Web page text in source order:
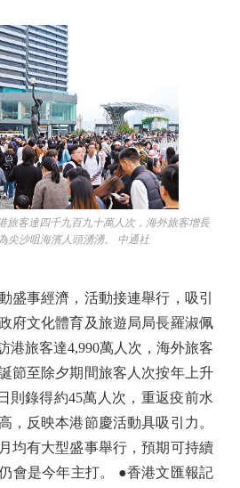
旅客達四千九百九十萬人次，海外旅客增長
尖沙咀海濱人頭湧湧。 中通社
事經濟，活動接連舉行，吸引
府文化體育及旅遊局局長羅淑佩
港旅客達4,990萬人次，海外旅客
節至除夕期間旅客人次按年上升
則錄得約45萬人次，重返疫前水
，反映本港節慶活動具吸引力。
均有大型盛事舉行，預期可持續
會是今年主打。 ●香港文匯報記